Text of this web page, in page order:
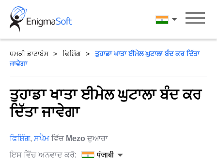
Skip
content
पंजाबी
ਧਮਕੀ ਡਾਟਾਬੇਸ ਫਿਸ਼ਿੰਗ
ਤੁਹਾਡਾ ਖਾਤਾ ਈਮੇਲ ਘੁਟਾਲਾ ਬੰਦ ਕਰ ਦਿੱਤਾ
ਜਾਵੇਗਾ
ਤੁਹਾਡਾ ਖਾਤਾ ਈਮੇਲ ਘੁਟਾਲਾ ਬੰਦ ਕਰ
ਦਿੱਤਾ ਜਾਵੇਗਾ
ਫਿਸ਼ਿੰਗ, ਸਪੈਮ ਵਿੱਚ Mezo ਦੁਆਰਾ
ਇਸ ਵਿੱਚ ਅਨੁਵਾਦ ਕਰੋ:
पंजाबी